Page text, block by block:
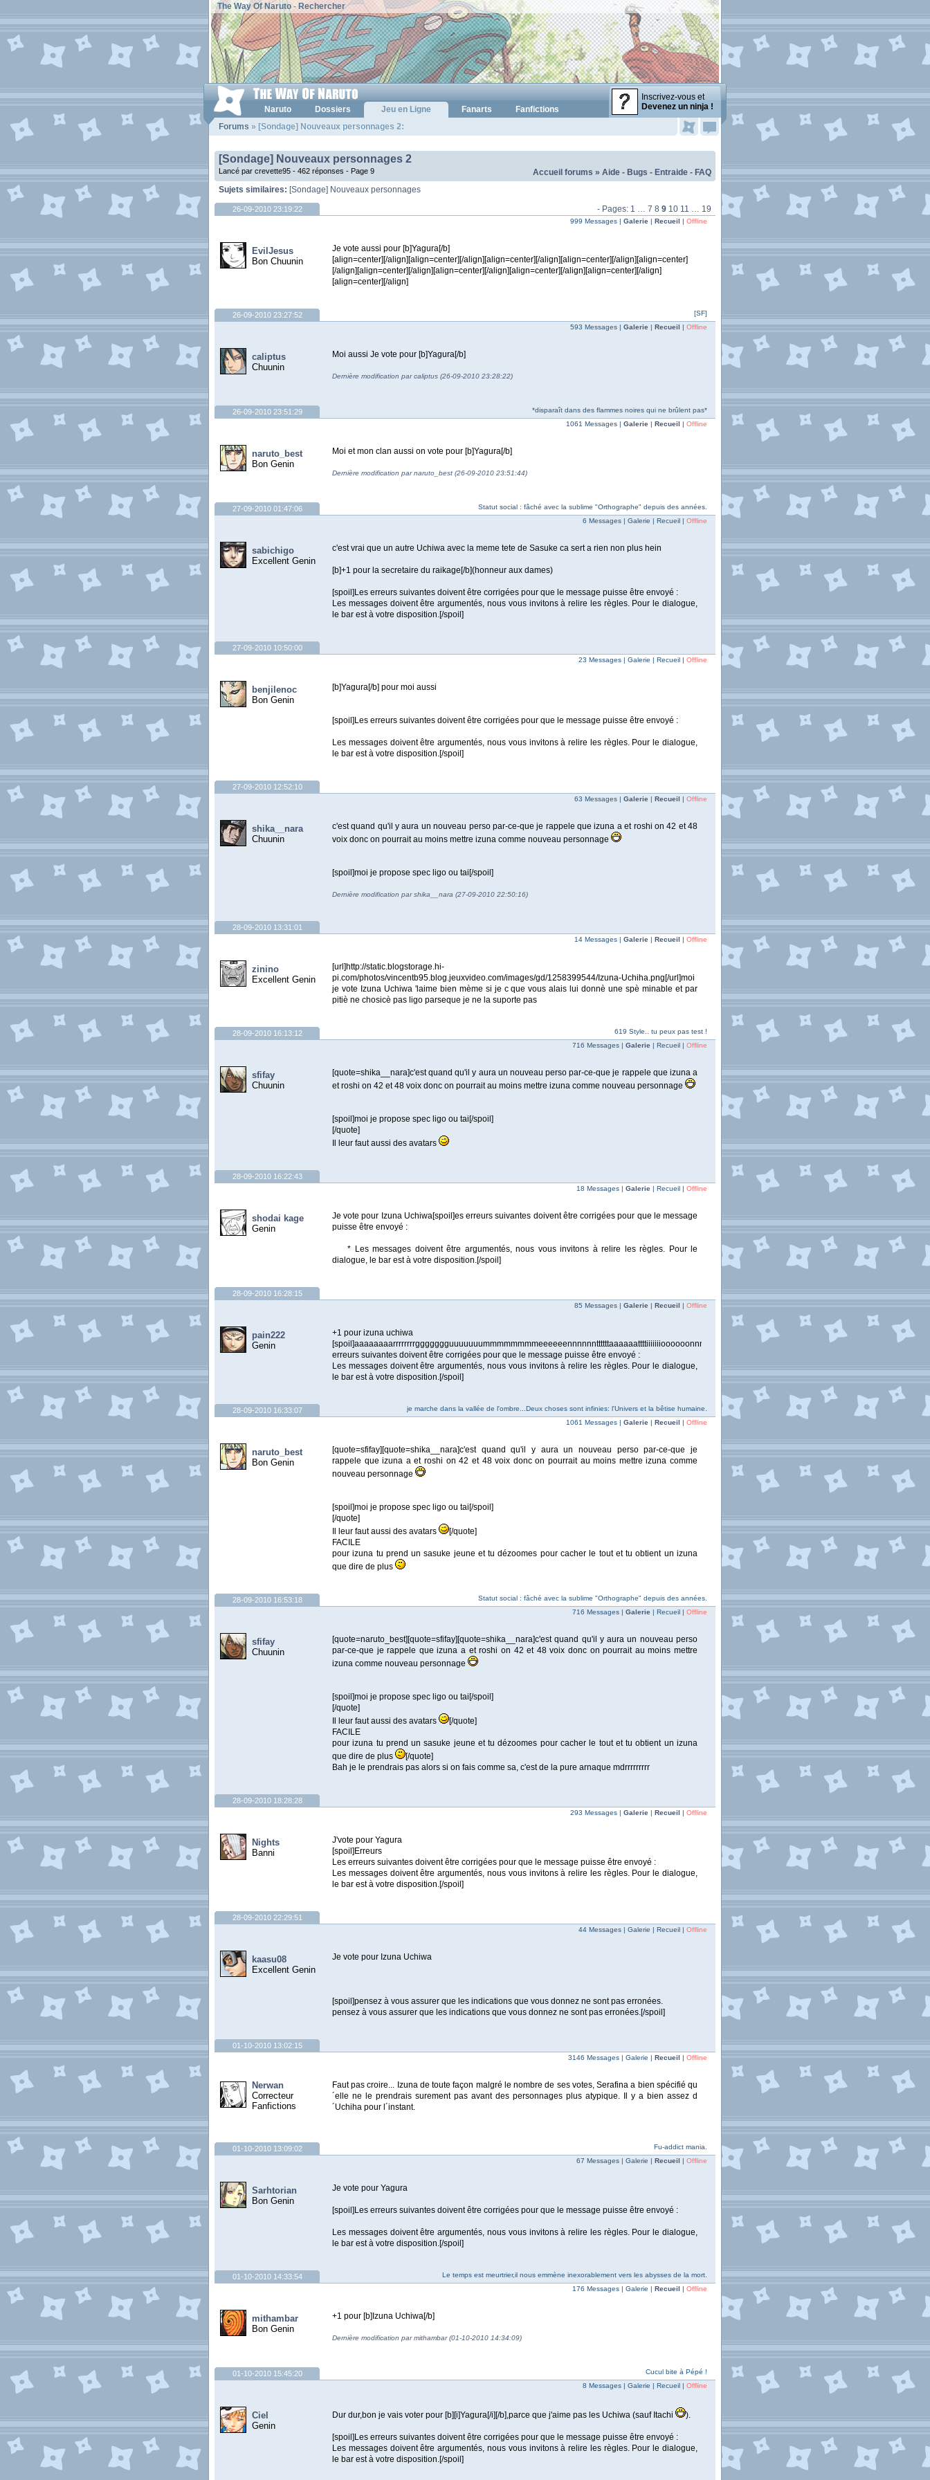
The Way Of Naruto- Rechercher
Inscrivez-vous et
Devenez un ninja !
Naruto Dossiers Jeu en Ligne Fanarts
Fanfictions
Forums » [Sondage] Nouveaux personnages 2:
[Sondage] Nouveaux personnages 2
Accueil forums » Aide - Bugs - Entraide - FAQ
Lancé par crevette95 - 462 réponses - Page 9
Sujets similaires: [Sondage] Nouveaux personnages
- Pages: 1 … 7 8 9 10 11 … 19
26-09-2010 23:19:22
EvilJesus
Bon Chuunin
999 Messages | Galerie | Recueil | Offline
Je vote aussi pour [b]Yagura[/b]
[align=center][/align][align=center][/align][align=center][/align][align=center][/align][align=center]
[/align][align=center][/align][align=center][/align][align=center][/align][align=center][/align]
[align=center][/align]
[SF]
26-09-2010 23:27:52
caliptus
Chuunin
593 Messages | Galerie | Recueil | Offline
Moi aussi Je vote pour [b]Yagura[/b]
Dernière modification par caliptus (26-09-2010 23:28:22)
*disparaît dans des flammes noires qui ne brûlent pas*
26-09-2010 23:51:29
naruto_best
Bon Genin
1061 Messages | Galerie | Recueil | Offline
Moi et mon clan aussi on vote pour [b]Yagura[/b]
Dernière modification par naruto_best (26-09-2010 23:51:44)
Statut social : fâché avec la sublime "Orthographe" depuis des années.
27-09-2010 01:47:06
sabichigo
Excellent Genin
6 Messages | Galerie | Recueil | Offline
c'est vrai que un autre Uchiwa avec la meme tete de Sasuke ca sert a rien non plus hein
[b]+1 pour la secretaire du raikage[/b](honneur aux dames)
[spoil]Les erreurs suivantes doivent être corrigées pour que le message puisse être envoyé :
Les messages doivent être argumentés, nous vous invitons à relire les règles. Pour le dialogue,
le bar est à votre disposition.[/spoil]
27-09-2010 10:50:00
benjilenoc
Bon Genin
23 Messages | Galerie | Recueil | Offline
[b]Yagura[/b] pour moi aussi
[spoil]Les erreurs suivantes doivent être corrigées pour que le message puisse être envoyé :
Les messages doivent être argumentés, nous vous invitons à relire les règles. Pour le dialogue,
le bar est à votre disposition.[/spoil]
27-09-2010 12:52:10
shika__nara
Chuunin
63 Messages | Galerie | Recueil | Offline
c'est quand qu'il y aura un nouveau perso par-ce-que je rappele que izuna a et roshi on 42 et 48
voix donc on pourrait au moins mettre izuna comme nouveau personnage
[spoil]moi je propose spec ligo ou tai[/spoil]
Dernière modification par shika__nara (27-09-2010 22:50:16)
28-09-2010 13:31:01
zinino
Excellent Genin
14 Messages | Galerie | Recueil | Offline
[url]http://static.blogstorage.hi-
pi.com/photos/vincentb95.blog.jeuxvideo.com/images/gd/1258399544/Izuna-Uchiha.png[/url]moi
je vote Izuna Uchiwa 'laime bien mème si je c que vous alais lui donnè une spè minable et par
pitiè ne chosicè pas ligo parseque je ne la suporte pas
619 Style.. tu peux pas test !
28-09-2010 16:13:12
sfifay
Chuunin
716 Messages | Galerie | Recueil | Offline
[quote=shika__nara]c'est quand qu'il y aura un nouveau perso par-ce-que je rappele que izuna a
et roshi on 42 et 48 voix donc on pourrait au moins mettre izuna comme nouveau personnage
[spoil]moi je propose spec ligo ou tai[/spoil]
[/quote]
Il leur faut aussi des avatars
28-09-2010 16:22:43
shodai kage
Genin
18 Messages | Galerie | Recueil | Offline
Je vote pour Izuna Uchiwa[spoil]es erreurs suivantes doivent être corrigées pour que le message
puisse être envoyé :
* Les messages doivent être argumentés, nous vous invitons à relire les règles. Pour le
dialogue, le bar est à votre disposition.[/spoil]
28-09-2010 16:28:15
pain222
Genin
85 Messages | Galerie | Recueil | Offline
+1 pour izuna uchiwa
[spoil]aaaaaaaarrrrrrrrggggggguuuuuuummmmmmmmeeeeeennnnnnttttttaaaaaattttiiiiiiioooooonnnnnnnLes
erreurs suivantes doivent être corrigées pour que le message puisse être envoyé :
Les messages doivent être argumentés, nous vous invitons à relire les règles. Pour le dialogue,
le bar est à votre disposition.[/spoil]
je marche dans la vallée de l'ombre...Deux choses sont infinies: l'Univers et la bêtise humaine.
28-09-2010 16:33:07
naruto_best
Bon Genin
1061 Messages | Galerie | Recueil | Offline
[quote=sfifay][quote=shika__nara]c'est quand qu'il y aura un nouveau perso par-ce-que je
rappele que izuna a et roshi on 42 et 48 voix donc on pourrait au moins mettre izuna comme
nouveau personnage
[spoil]moi je propose spec ligo ou tai[/spoil]
[/quote]
Il leur faut aussi des avatars
[/quote]
FACILE
pour izuna tu prend un sasuke jeune et tu dézoomes pour cacher le tout et tu obtient un izuna
que dire de plus
Statut social : fâché avec la sublime "Orthographe" depuis des années.
28-09-2010 16:53:18
sfifay
Chuunin
716 Messages | Galerie | Recueil | Offline
[quote=naruto_best][quote=sfifay][quote=shika__nara]c'est quand qu'il y aura un nouveau perso
par-ce-que je rappele que izuna a et roshi on 42 et 48 voix donc on pourrait au moins mettre
izuna comme nouveau personnage
[spoil]moi je propose spec ligo ou tai[/spoil]
[/quote]
Il leur faut aussi des avatars
[/quote]
FACILE
pour izuna tu prend un sasuke jeune et tu dézoomes pour cacher le tout et tu obtient un izuna
que dire de plus
[/quote]
Bah je le prendrais pas alors si on fais comme sa, c'est de la pure arnaque mdrrrrrrrrr
28-09-2010 18:28:28
Nights
Banni
293 Messages | Galerie | Recueil | Offline
J'vote pour Yagura
[spoil]Erreurs
Les erreurs suivantes doivent être corrigées pour que le message puisse être envoyé :
Les messages doivent être argumentés, nous vous invitons à relire les règles. Pour le dialogue,
le bar est à votre disposition.[/spoil]
28-09-2010 22:29:51
kaasu08
Excellent Genin
44 Messages | Galerie | Recueil | Offline
Je vote pour Izuna Uchiwa
[spoil]pensez à vous assurer que les indications que vous donnez ne sont pas erronées.
pensez à vous assurer que les indications que vous donnez ne sont pas erronées.[/spoil]
01-10-2010 13:02:15
Nerwan
Correcteur
Fanfictions
3146 Messages | Galerie | Recueil | Offline
Faut pas croire... Izuna de toute façon malgré le nombre de ses votes, Serafina a bien spécifié qu
´elle ne le prendrais surement pas avant des personnages plus atypique. Il y a bien assez d
´Uchiha pour l´instant.
Fu-addict mania.
01-10-2010 13:09:02
Sarhtorian
Bon Genin
67 Messages | Galerie | Recueil | Offline
Je vote pour Yagura
[spoil]Les erreurs suivantes doivent être corrigées pour que le message puisse être envoyé :
Les messages doivent être argumentés, nous vous invitons à relire les règles. Pour le dialogue,
le bar est à votre disposition.[/spoil]
Le temps est meurtrier,il nous emmène inexorablement vers les abysses de la mort.
01-10-2010 14:33:54
mithambar
Bon Genin
176 Messages | Galerie | Recueil | Offline
+1 pour [b]Izuna Uchiwa[/b]
Dernière modification par mithambar (01-10-2010 14:34:09)
Cucul bite à Pépé !
01-10-2010 15:45:20
Ciel
Genin
8 Messages | Galerie | Recueil | Offline
Dur dur,bon je vais voter pour [b][i]Yagura[/i][/b],parce que j'aime pas les Uchiwa (sauf Itachi ).
[spoil]Les erreurs suivantes doivent être corrigées pour que le message puisse être envoyé :
Les messages doivent être argumentés, nous vous invitons à relire les règles. Pour le dialogue,
le bar est à votre disposition.[/spoil]